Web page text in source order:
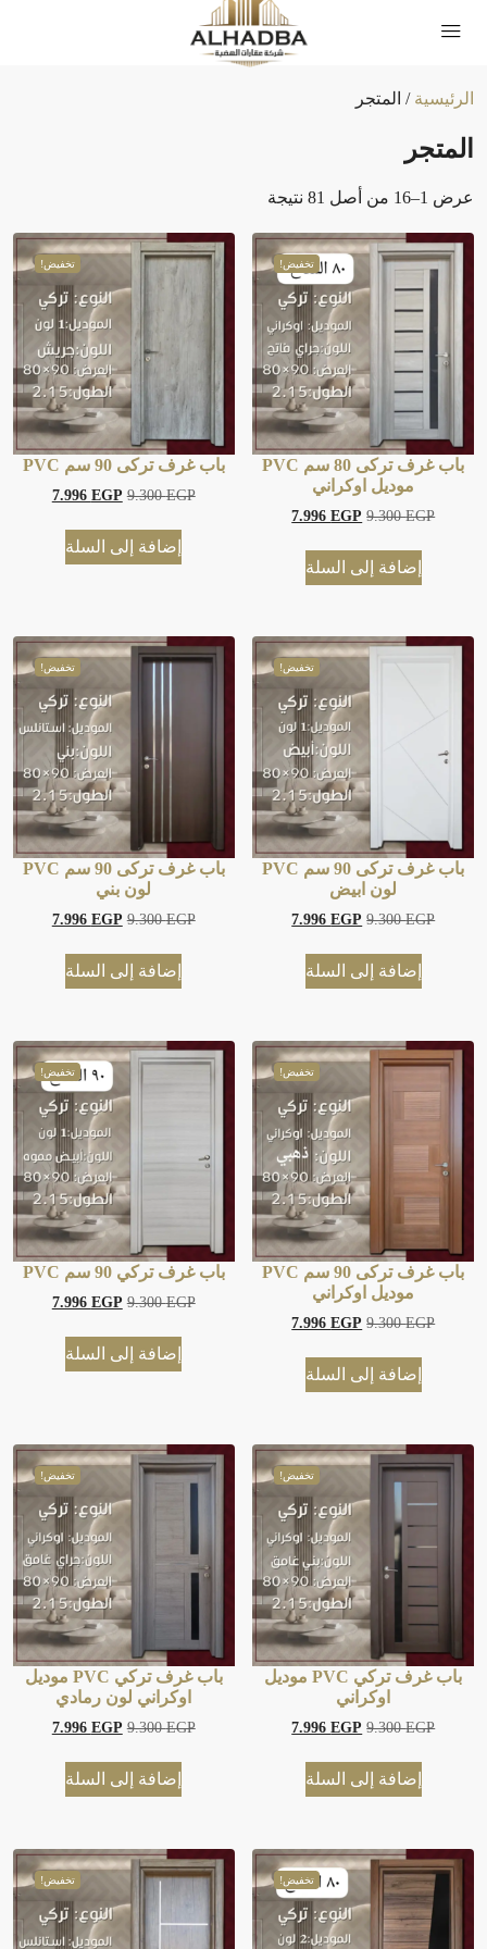
الرئيسية / المتجر
المتجر
عرض 1–16 من أصل 81 نتيجة
تخفيض!
باب غرف تركى 80 سم PVC
موديل اوكراني
9.300EGP
7.996EGP
إضافة إلى السلة
تخفيض!
باب غرف تركى 90 سم PVC
9.300EGP
7.996 EGP
إضافة إلى السلة
تخفيض!
باب غرف تركى 90 سم PVC
لون ابيض
9.300EGP
7.996EGP
إضافة إلى السلة
تخفيض!
باب غرف تركى 90 سم PVC
لون بني
9.300EGP
7.996 EGP
إضافة إلى السلة
تخفيض!
باب غرف تركى 90 سم PVC
موديل اوكراني
9.300EGP
7.996EGP
إضافة إلى السلة
تخفيض!
باب غرف تركي 90 سم PVC
9.300EGP
7.996 EGP
إضافة إلى السلة
تخفيض!
باب غرف تركي PVC موديل
اوكراني
9.300EGP
7.996EGP
إضافة إلى السلة
تخفيض!
باب غرف تركي PVC موديل
اوكراني لون رمادي
9.300EGP
7.996 EGP
إضافة إلى السلة
تخفيض! تخفيض!